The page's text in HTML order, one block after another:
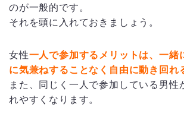
のが一般的です。
それを頭に入れておきましょう。
女性一人で参加するメリットは、一緒
に気兼ねすることなく自由に動き回れ
また、同じく一人で参加している男性
れやすくなります。